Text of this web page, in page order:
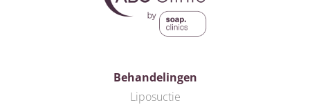
Behandelingen
Liposuctie